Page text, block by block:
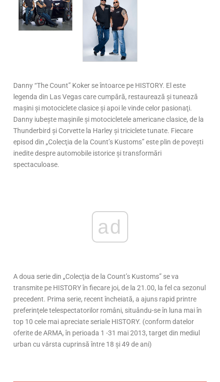
Danny “The Count” Koker se întoarce pe HISTORY. El este
legenda din Las Vegas care cumpără, restaurează şi tunează
maşini şi motociclete clasice şi apoi le vinde celor pasionaţi.
Danny iubeşte maşinile şi motocicletele americane clasice, de la
Thunderbird şi Corvette la Harley şi triciclete tunate. Fiecare
episod din „Colecţia de la Count’s Kustoms” este plin de poveşti
inedite despre automobile istorice şi transformări
spectaculoase.
ad
A doua serie din „Colecţia de la Count’s Kustoms” se va
transmite pe HISTORY în fiecare joi, de la 21.00, la fel ca sezonul
precedent. Prima serie, recent încheiată, a ajuns rapid printre
preferinţele telespectatorilor români, situându-se în luna mai în
top 10 cele mai apreciate seriale HISTORY. (conform datelor
oferite de ARMA, în perioada 1 -31 mai 2013, target din mediul
urban cu vârsta cuprinsă între 18 şi 49 de ani)